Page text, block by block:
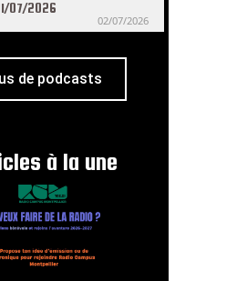
07/2026
02/07/2026
de podcasts
à la une